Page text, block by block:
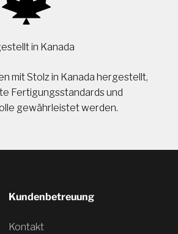
in Kanada
mit Stolz in Kanada hergestellt,
Fertigungsstandards und
gewährleistet werden.
Kundenbetreuung
Kontakt